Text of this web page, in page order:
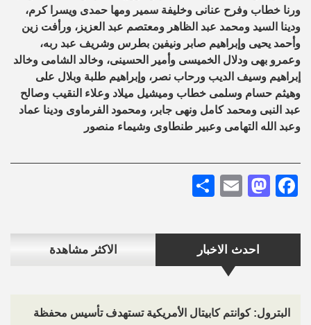
احدث الاخبار الاكثر مشاهدة
البترول: كوانتم كابيتال الأمريكية تستهدف تأسيس محفظة
ورنا ‏خطاب وفرح عنانى وخليفة سمير ومها حمدى ويسرا كرم،
ودينا السيد ومحمد ‏عبد الظاهر ومعتصم عبد العزيز، ورأفت زين
وأحمد يحيى وإبراهيم صابر ‏ونيفين بطرس وشريف عبد ربه،
وعمرو بهى ودلال الخميسى وأمير الحسينى، ‏وخالد الشامى وخالد
إبراهيم وسيف الديب ورحاب نصر، وإبراهيم طلبة وبلال ‏على
وهيثم حسام وسلمى خطاب وميشيل ميلاد وعلاء النقيب وصالح
عبد ‏النبى ومحمد كامل ونهى جابر، ومحمود الفرماوى ودينا عماد
وعبد الله التهامى ‏وعبير طنطاوى وشيماء منصور‎
Facebook
Mastodon
Email